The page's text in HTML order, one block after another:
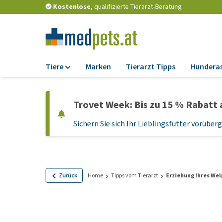
Kostenlose, qualifizierte Tierarzt-Beratung
Tiere
Trockenfutter
Nassfutter
Leckerlis
Marken Tierarzt Tipps
Trovet Week: Bis zu 15 %
Sichern Sie sich Ihr Lieblingsfutter
Zurück Home Tipps vom Tierarzt Erziehung Ihres